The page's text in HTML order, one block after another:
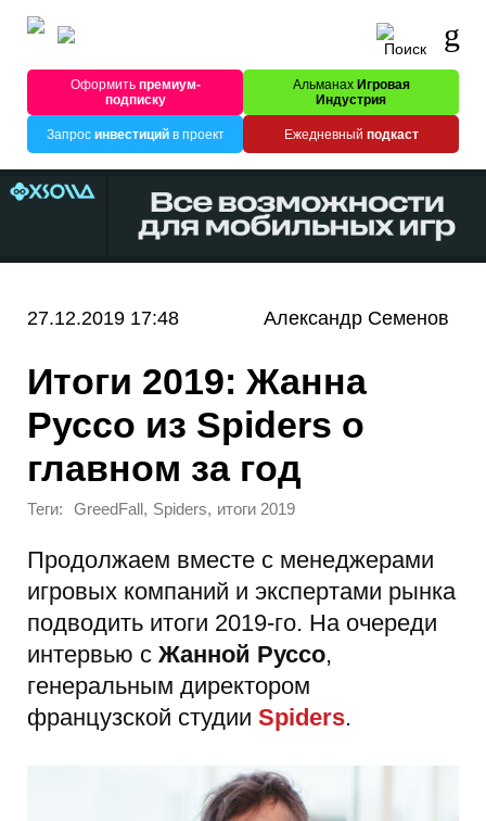
Оформитьпремиум-
подписку
Альманах Игровая
Индустрия
Запрос инвестицийв проект Ежедневный подкаст
27.12.2019 17:48 Александр Семенов
Итоги 2019: Жанна
Руссо из Spiders о
главном за год
Теги: GreedFall , Spiders, итоги 2019
Продолжаем вместе с менеджерами
игровых компаний и экспертами рынка
подводить итоги 2019-го. На очереди
интервью с Жанной Руссо,
генеральным директором
французской студии Spiders.